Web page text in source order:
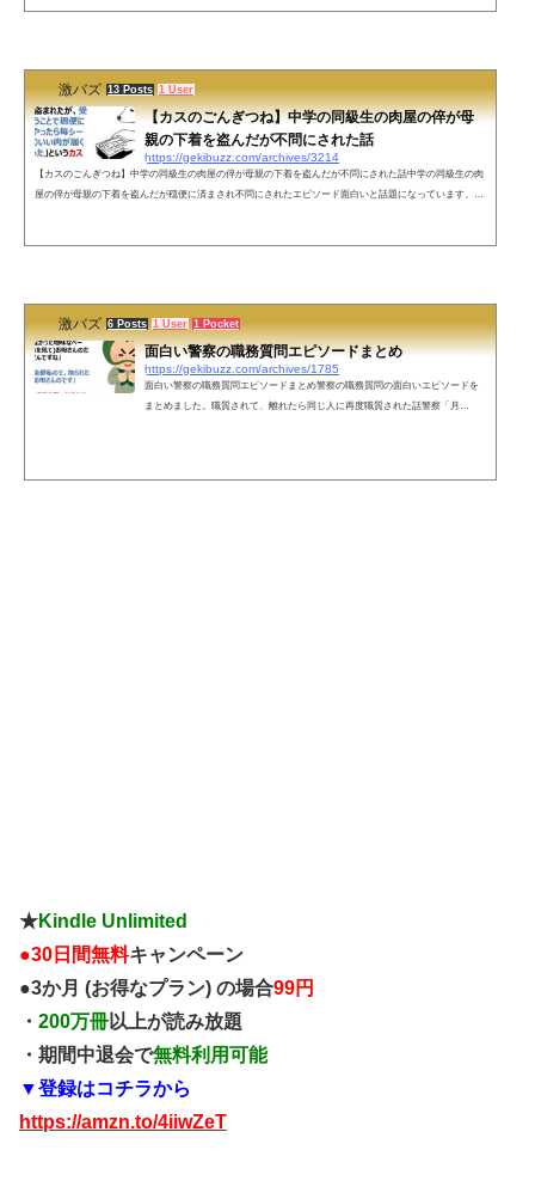
激バズ 13 Posts 1 User
【カスのごんぎつね】中学の同級生の肉屋の倅が母
親の下着を盗んだが不問にされた話
https://gekibuzz.com/archives/3214
【カスのごんぎつね】中学の同級生の肉屋の倅が母親の下着を盗んだが不問にされた話中学の同級生の肉
屋の倅が母親の下着を盗んだが穏便に済まされ不問にされたエピソード面白いと話題になっています。う
激バズ 6 Posts 1 User 1 Pocket
面白い警察の職務質問エピソードまとめ
https://gekibuzz.com/archives/1785
面白い警察の職務質問エピソードまとめ警察の職務質問の面白いエピソードを
まとめました。職質されて、離れたら同じ人に再度職質された話警察「月
★Kindle Unlimited
●30日間無料キャンペーン
●3か月 (お得なプラン) の場合99円
・ 200万冊以上が読み放題
・期間中退会で無料利用可能
▼登録はコチラから
https://amzn.to/4iiwZeT